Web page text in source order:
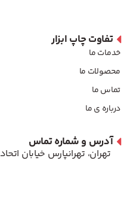
تفاوت چاپ ابزار
خدمات ما
محصولات ما
تماس ما
درباره ی ما
آدرس و شماره تماس
تهران، تهرانپارس خیابان اتحاد